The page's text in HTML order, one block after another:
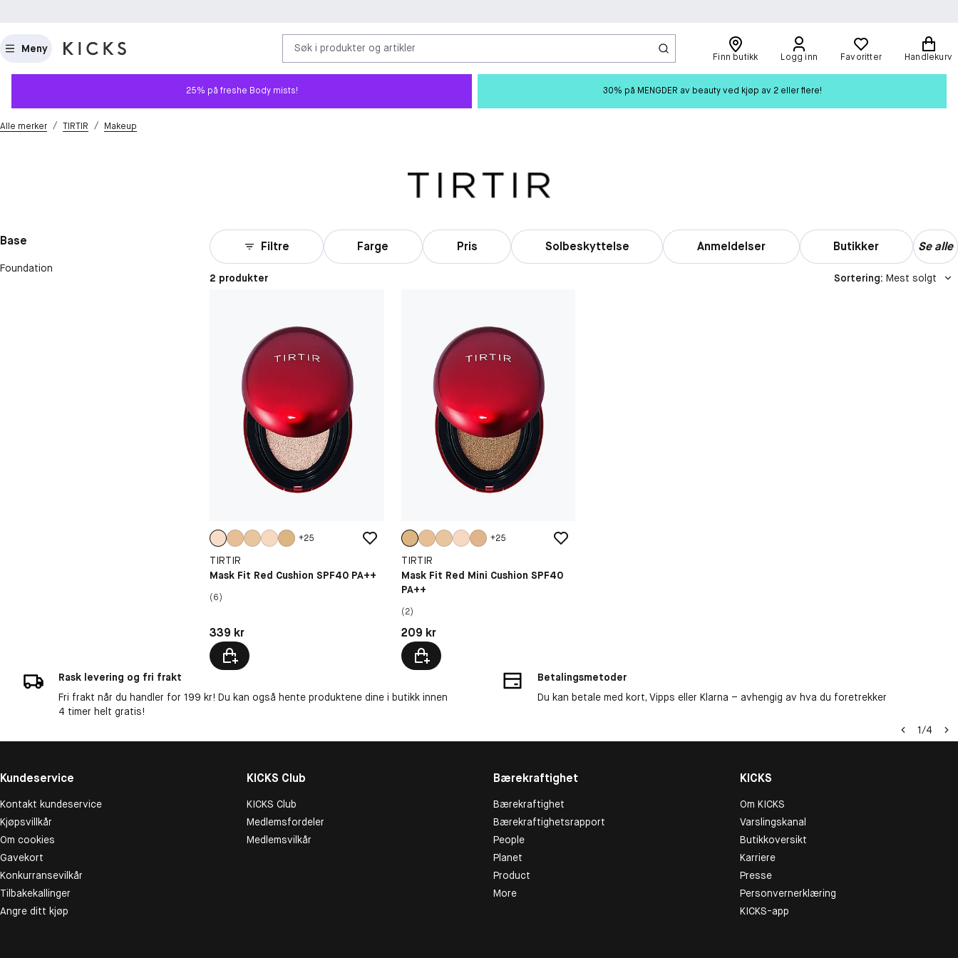
Meny Søk i produkter og artikler
Finn butikk Logg inn Favoritter Handlekurv
25% på freshe Body mists! 30% på MENGDER av beauty ved kjøp av 2 eller flere!
Alle merker / TIRTIR / Makeup
Base
Foundation
Filtre Farge Pris Solbeskyttelse Anmeldelser Butikker Se alle
2 produkter Sortering: Mest solgt
+25
TIRTIR
Mask Fit Red Cushion SPF40 PA++
(6)
Pris: 339 kr
339 kr
+25
TIRTIR
Mask Fit Red Mini Cushion SPF40
PA++
(2)
Pris: 209 kr
209 kr
Rask levering og fri frakt
Fri frakt når du handler for 199 kr! Du kan også hente produktene dine i butikk innen
4 timer helt gratis!
Betalingsmetoder
Du kan betale med kort, Vipps eller Klarna – avhengig av hva du foretrekker
1/4
Kundeservice
Kontakt kundeservice
Kjøpsvillkår
Om cookies
Gavekort
Konkurransevilkår
Tilbakekallinger
Angre ditt kjøp
KICKS Club
KICKS Club
Medlemsfordeler
Medlemsvilkår
Bærekraftighet
Bærekraftighet
Bærekraftighetsrapport
People
Planet
Product
More
KICKS
Om KICKS
Varslingskanal
Butikkoversikt
Karriere
Presse
Personvernerklæring
KICKS-app